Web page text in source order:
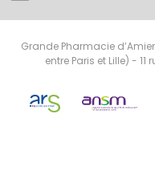
Grande Pharmacie
entre Paris et Lille) -